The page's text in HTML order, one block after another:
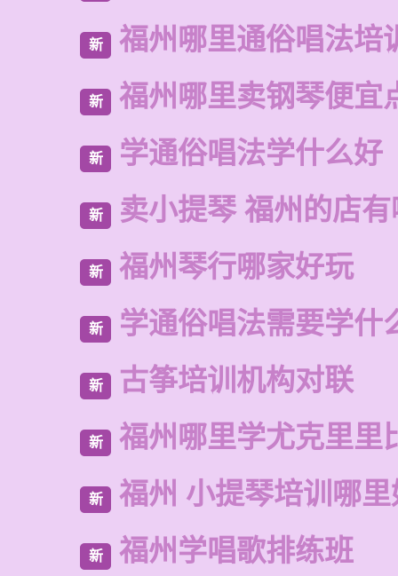
新 福州哪里通俗唱法培
新 福州哪里卖钢琴便宜
新 学通俗唱法学什么好
新 卖小提琴 福州的店
新 福州琴行哪家好玩
新 学通俗唱法需要学什
新 古筝培训机构对联
新 福州哪里学尤克里里
新 福州 小提琴培训哪
新 福州学唱歌排练班